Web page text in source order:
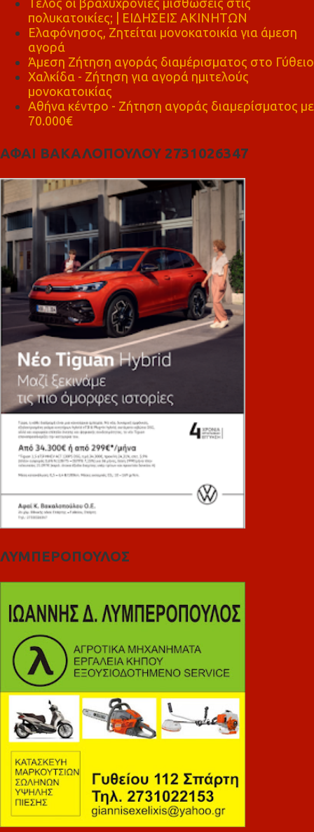
πολυκατοικίες; | ΕΙΔΗΣΕΙΣ ΑΚΙΝΗΤΩΝ
Ελαφόνησος, Ζητείται μονοκατοικία για άμεση
αγορά
Άμεση Ζήτηση αγοράς διαμέρισματος στο Γύθειο
Χαλκίδα - Ζήτηση για αγορά ημιτελούς
μονοκατοικίας
Αθήνα κέντρο - Ζήτηση αγοράς διαμερίσματος με
70.000€
ΑΦΑΙ ΒΑΚΑΛΟΠΟΥΛΟΥ 2731026347
ΛΥΜΠΕΡΟΠΟΥΛΟΣ